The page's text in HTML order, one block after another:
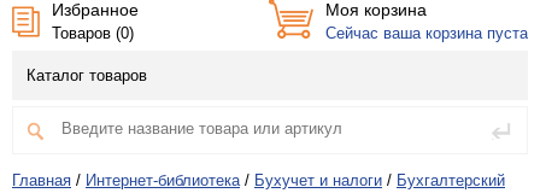
Избранное
Товаров (0)
Моя корзина
Сейчас ваша корзина пуста
Каталог товаров
Главная / Интернет-библиотека / Бухучет и налоги / Бухгалтерский